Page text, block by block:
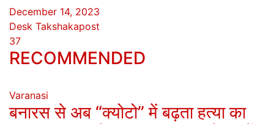
December 14, 2023
Desk Takshakapost
37
RECOMMENDED
Varanasi
बनारस से अब “क्योटो” में बढ़ता हत्या का